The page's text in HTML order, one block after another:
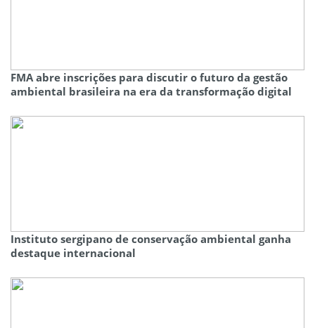
FMA abre inscrições para discutir o futuro da gestão
ambiental brasileira na era da transformação digital
Instituto sergipano de conservação ambiental ganha
destaque internacional